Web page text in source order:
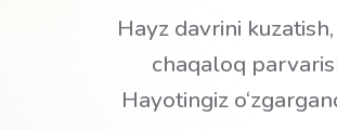
Hayz davrini
chaqaloq
Hayotingiz